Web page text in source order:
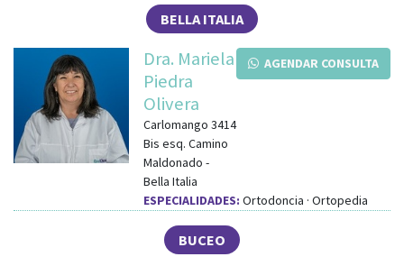
BELLA ITALIA
AGENDAR CONSULTA
Dra. Mariela
Piedra
Olivera
Carlomango 3414
Bis esq. Camino
Maldonado -
Bella Italia
ESPECIALIDADES: Ortodoncia · Ortopedia
BUCEO